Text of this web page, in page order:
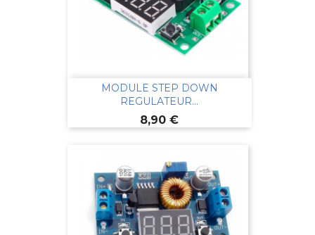
MODULE STEP DOWN
REGULATEUR...
Prix
8,90 €